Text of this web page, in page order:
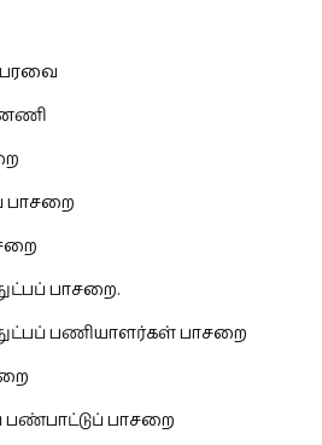
பாசறை
பாசறை.
பணியாளர்கள் பாசறை
பாசறை